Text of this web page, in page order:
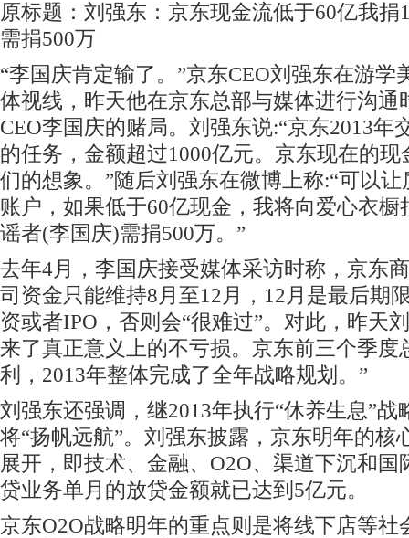
原标题：刘强东：京东现金流低于60亿我捐
需捐500万
“李国庆肯定输了。”京东CEO刘强东在游学
体视线，昨天他在京东总部与媒体进行沟通
CEO李国庆的赌局。刘强东说:“京东2013年
的任务，金额超过1000亿元。京东现在的
们的想象。”随后刘强东在微博上称:“可以
账户，如果低于60亿现金，我将向爱心衣橱
谣者(李国庆)需捐500万。”
去年4月，李国庆接受媒体采访时称，京东
司资金只能维持8月至12月，12月是最后期
资或者IPO，否则会“很难过”。对此，昨天
来了真正意义上的不亏损。京东前三个季度
利，2013年整体完成了全年战略规划。”
刘强东还强调，继2013年执行“休养生息”战
将“扬帆远航”。刘强东披露，京东明年的核
展开，即技术、金融、O2O、渠道下沉和国
贷业务单月的放贷金额就已达到5亿元。
京东O2O战略明年的重点则是将线下店等社